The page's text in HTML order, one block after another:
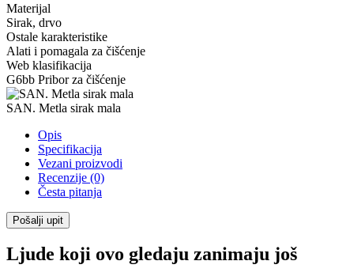
Materijal
Sirak, drvo
Ostale karakteristike
Alati i pomagala za čišćenje
Web klasifikacija
G6bb Pribor za čišćenje
SAN. Metla sirak mala
Opis
Specifikacija
Vezani proizvodi
Recenzije (0)
Česta pitanja
Pošalji upit
Ljude koji ovo gledaju zanimaju još